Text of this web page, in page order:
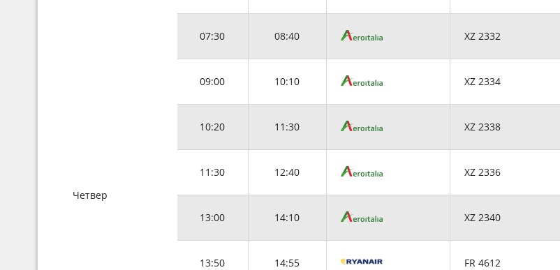
Четвер
07:30 08:40 XZ 2332
09:00 10:10 XZ 2334
10:20 11:30 XZ 2338
11:30 12:40 XZ 2336
13:00 14:10 XZ 2340
13:50 14:55 FR 4612